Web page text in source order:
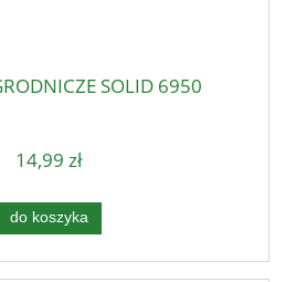
SOLID 6950
14,99 zł
do koszyka